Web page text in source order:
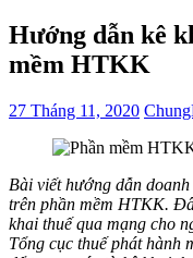
Hướng dẫn kê
mềm HTKK
27 Tháng 11, 2020
Bài viết hướng dẫn
trên phần mềm HTKK.
khai thuế qua mạng cho
Tổng cục thuế phát hành